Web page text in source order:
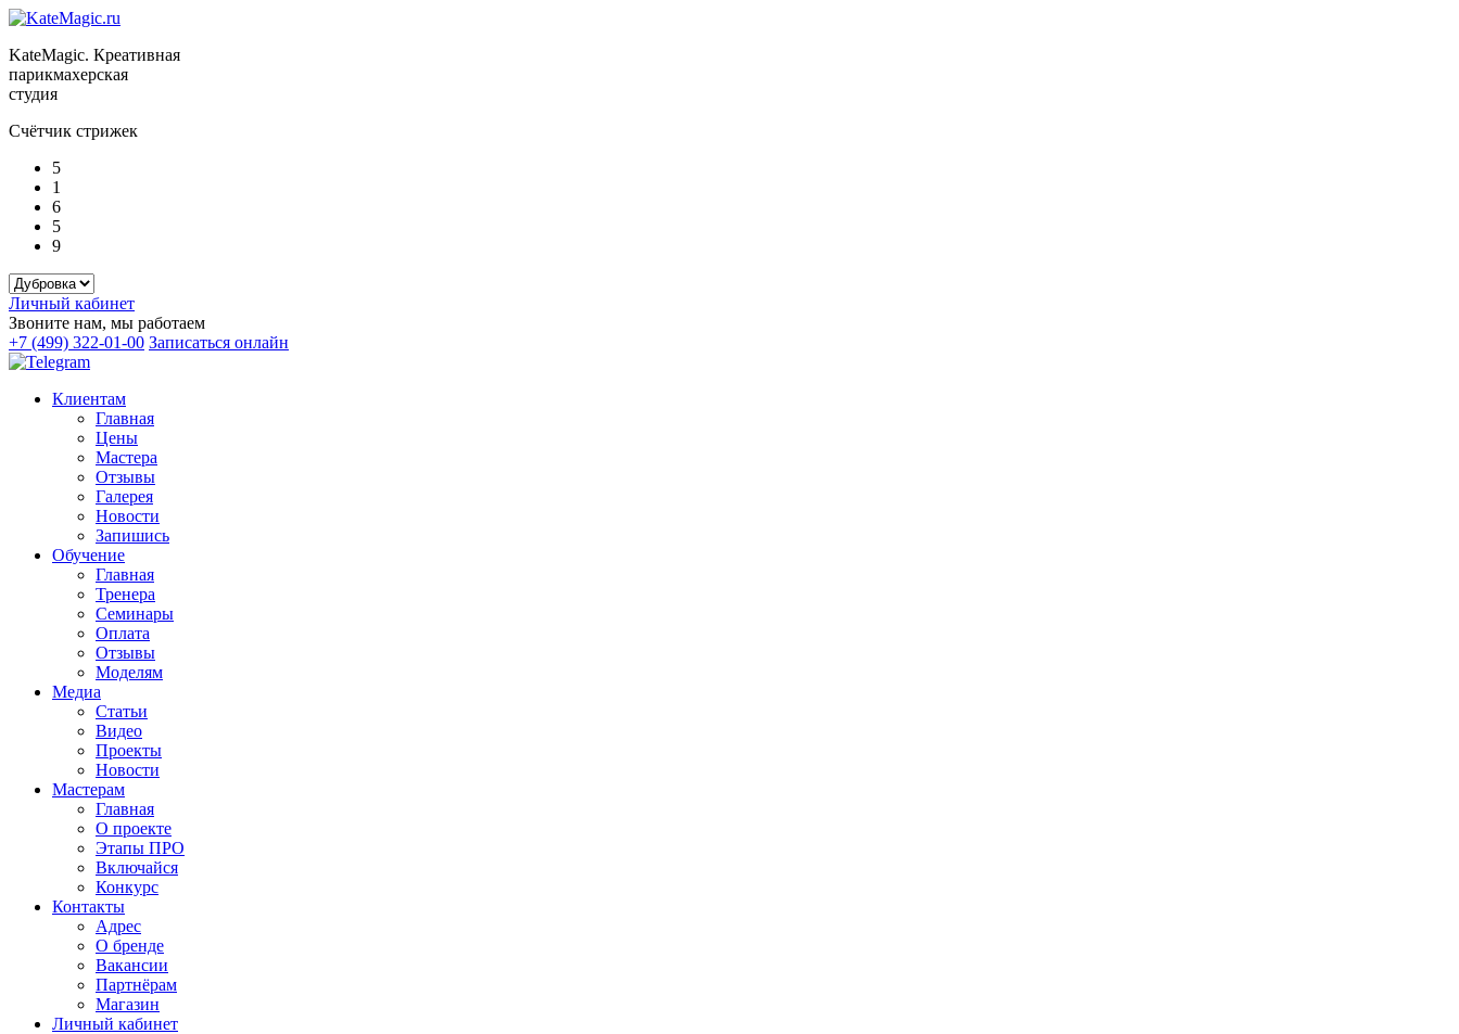
KateMagic. Креативная
парикмахерская
студия
Счётчик стрижек
5
1
6
5
9
Личный кабинет
Звоните нам, мы работаем
+7 (499) 322-01-00 Записаться онлайн
Клиентам
Главная
Цены
Мастера
Отзывы
Галерея
Новости
Запишись
Обучение
Главная
Тренера
Семинары
Оплата
Отзывы
Моделям
Медиа
Статьи
Видео
Проекты
Новости
Мастерам
Главная
О проекте
Этапы ПРО
Включайся
Конкурс
Контакты
Адрес
О бренде
Вакансии
Партнёрам
Магазин
Личный кабинет